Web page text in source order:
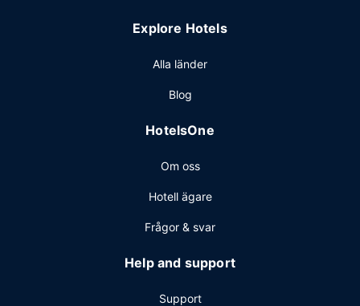
dagligen mot en avgift från 06.00 till 10.00.
kemtvätt/tvättjänster och reception (öppen dygnet runt).
(tillgänglig dygnet runt), och avgiftsfri parkering finns på
Explore Hotels
Alla länder
Blog
HotelsOne
Om oss
Hotell ägare
Frågor & svar
Help and support
Support